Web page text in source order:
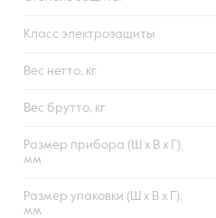
Класс электрозащиты
Вес нетто, кг
Вес брутто, кг
Размер прибора (Ш х В х Г),
мм
Размер упаковки (Ш х В х Г),
мм